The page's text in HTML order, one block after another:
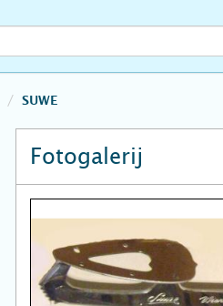
SUWE
Fotogalerij